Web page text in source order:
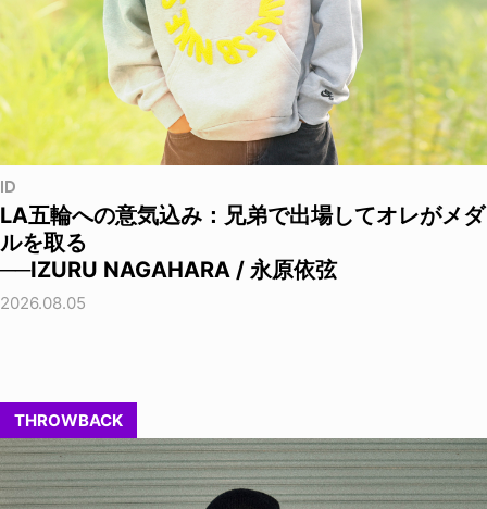
ID
LA五輪への意気込み：兄弟で出場してオレがメダ
ルを取る
──IZURU NAGAHARA / 永原依弦
2026.08.05
THROWBACK